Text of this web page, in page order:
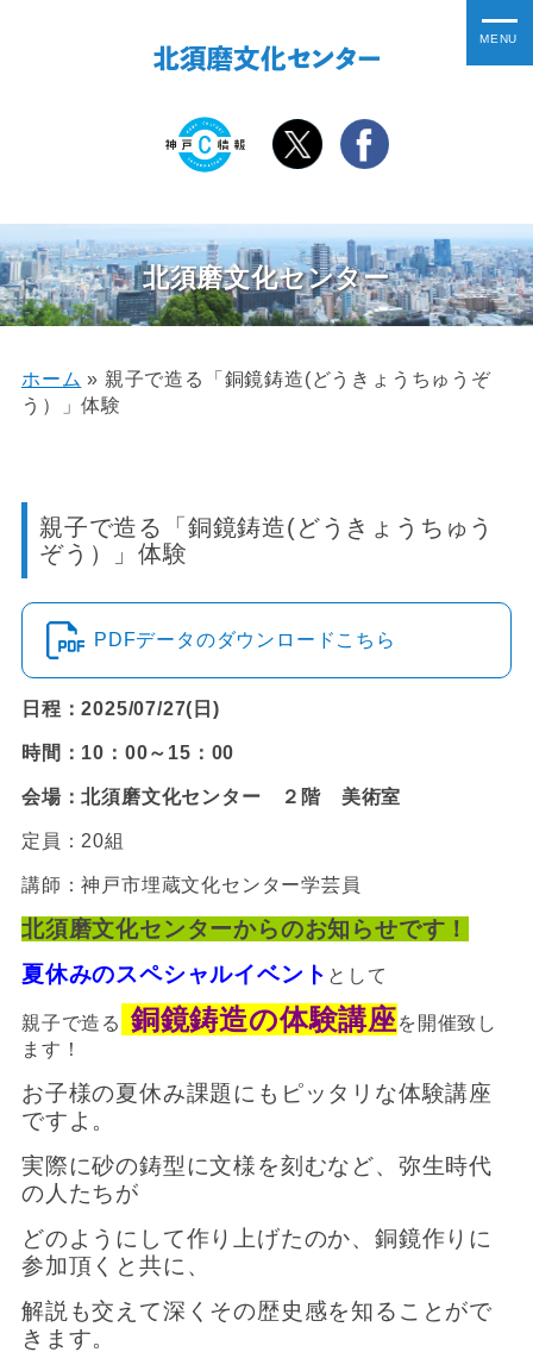
北須磨文化センター
ホーム » 親子で造る「銅鏡鋳造(どうきょうちゅうぞ
う）」体験
親子で造る「銅鏡鋳造(どうきょうちゅう
ぞう）」体験
PDFデータのダウンロードこちら
日程：2025/07/27(日)
時間：10：00～15：00
会場：北須磨文化センター ２階 美術室
定員：20組
講師：神戸市埋蔵文化センター学芸員
北須磨文化センターからのお知らせです！
夏休みのスペシャルイベント として
親子で造る 銅鏡鋳造の体験講座を開催致し
ます！
お子様の夏休み課題にもピッタリな体験講座
ですよ。
実際に砂の鋳型に文様を刻むなど、弥生時代
の人たちが
どのようにして作り上げたのか、 銅鏡作りに
参加頂くと共に、
解説も交えて深くその歴史感を知ることがで
きます。